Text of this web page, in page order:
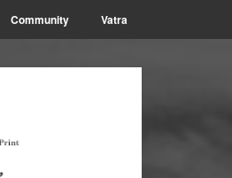
Community Vatra